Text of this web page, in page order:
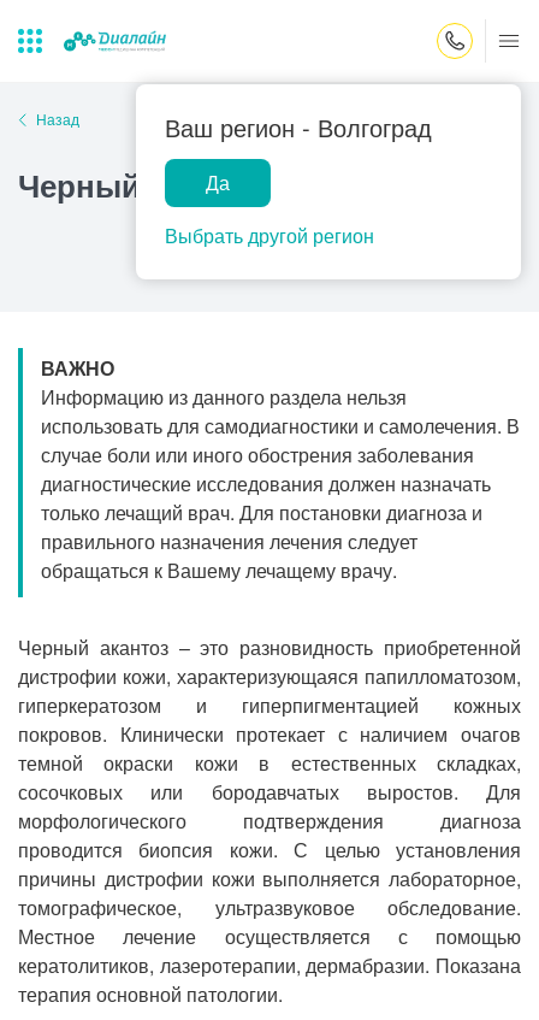
Ваш регион - Волгоград
Да
Выбрать другой регион
Лаборатории
Центр помощи
на дому
Закрыть поиск
Популярные запросы
Прием гинеколога
Прием гастроэнтеролога
Прием офтальмолога
Прием уролога
Прием хирурга
Прием кардиолога
Назад
Черный акантоз
ВАЖНО
Информацию из данного раздела нельзя
использовать для самодиагностики и самолечения. В
случае боли или иного обострения заболевания
диагностические исследования должен назначать
только лечащий врач. Для постановки диагноза и
правильного назначения лечения следует
обращаться к Вашему лечащему врачу.
Черный акантоз – это разновидность приобретенной
дистрофии кожи, характеризующаяся папилломатозом,
гиперкератозом и гиперпигментацией кожных
покровов. Клинически протекает с наличием очагов
темной окраски кожи в естественных складках,
сосочковых или бородавчатых выростов. Для
морфологического подтверждения диагноза
проводится биопсия кожи. С целью установления
причины дистрофии кожи выполняется лабораторное,
томографическое, ультразвуковое обследование.
Местное лечение осуществляется с помощью
кератолитиков, лазеротерапии, дермабразии. Показана
терапия основной патологии.